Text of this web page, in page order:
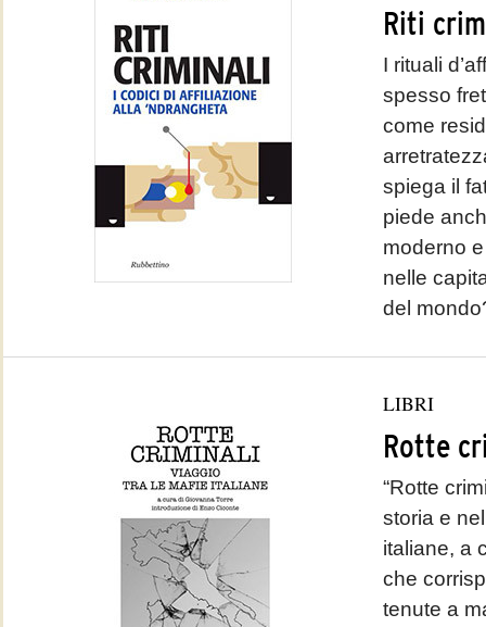
Riti
I rituali
spesso
come
spiega il
piede
moderno
nelle
del
LIBRI
Rotte
“Rotte
storia e
italiane, a
che
tenute a